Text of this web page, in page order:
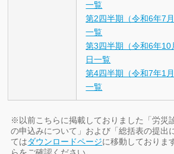
一覧
第2四半期（令和6年7
一覧
第3四半期（令和6年10
日一覧
第4四半期（令和7年1
一覧
※以前こちらに掲載しておりました「労
の申込みについて」および「総括表の提出
てはダウンロードページに移動しておりま